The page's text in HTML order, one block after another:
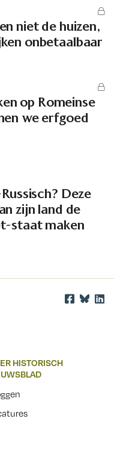
niet de huizen,
onbetaalbaar
op Romeinse
we erfgoed
Deze
zijn land de
staat maken
HISTORISCH